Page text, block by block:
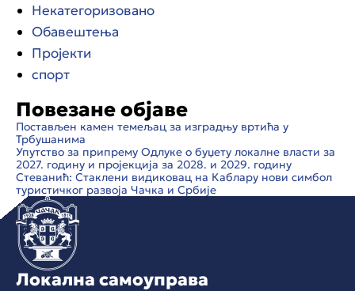
Некатегоризовано
Обавештења
Пројекти
спорт
Повезане објаве
Постављен камен темељац за изградњу вртића у
Трбушанима
Упутство за припрему Одлуке о буџету локалне власти за
2027. годину и пројекција за 2028. и 2029. годину
Стеванић: Стаклени видиковац на Каблару нови симбол
туристичког развоја Чачка и Србије
Локална самоуправа